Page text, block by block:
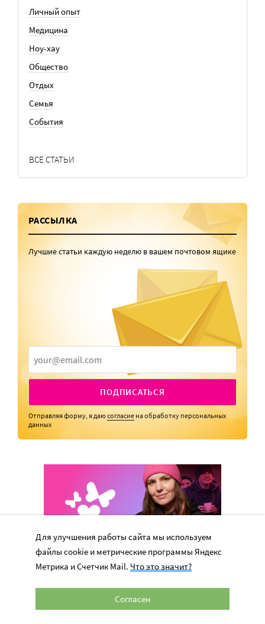
Личный опыт
Медицина
Ноу-хау
Общество
Отдых
Семья
События
ВСЕ СТАТЬИ
РАССЫЛКА
Лучшие статьи каждую неделю в вашем почтовом ящике
ПОДПИСАТЬСЯ
Отправляя форму, я даюсогласие на обработку персональных
данных
Для улучшения работы сайта мы используем
файлы cookie и метрические программы Яндекс
Метрика и Счетчик Mail. Что это значит?
Согласен